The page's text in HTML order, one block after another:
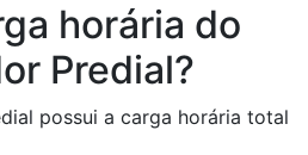
horária do
Predial?
possui a carga horária total